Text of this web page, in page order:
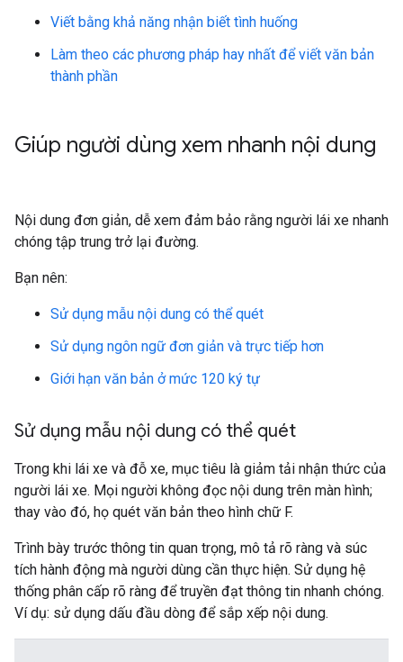
Viết bằng khả năng nhận biết tình huống
Làm theo các phương pháp hay nhất để viết văn bản
thành phần
Giúp người dùng xem nhanh nội dung
Nội dung đơn giản, dễ xem đảm bảo rằng người lái xe nhanh
chóng tập trung trở lại đường.
Bạn nên:
Sử dụng mẫu nội dung có thể quét
Sử dụng ngôn ngữ đơn giản và trực tiếp hơn
Giới hạn văn bản ở mức 120 ký tự
Sử dụng mẫu nội dung có thể quét
Trong khi lái xe và đỗ xe, mục tiêu là giảm tải nhận thức của
người lái xe. Mọi người không đọc nội dung trên màn hình;
thay vào đó, họ quét văn bản theo hình chữ F.
Trình bày trước thông tin quan trọng, mô tả rõ ràng và súc
tích hành động mà người dùng cần thực hiện. Sử dụng hệ
thống phân cấp rõ ràng để truyền đạt thông tin nhanh chóng.
Ví dụ: sử dụng dấu đầu dòng để sắp xếp nội dung.